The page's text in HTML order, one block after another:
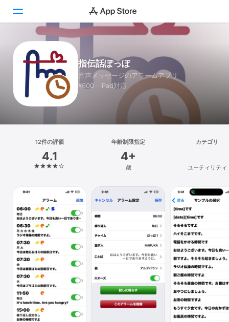
Today
ゲーム
アプリ
検索
プラットフォーム
iPhone
Vision
Watch
TV
指伝話ぽっぽ
音声メッセージのアラームアプリ
¥600 · iPad対応
12件の評価
4.1
年齢制限指定
4+
歳
カテゴリ
ユーティリティ